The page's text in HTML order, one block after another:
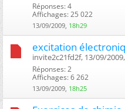
Réponses: 4
Affichages: 25 022
13/09/2009, 18h29
excitation
invite2c21fd2f, 13/09/2009,
Réponses: 2
Affichages: 6 262
13/09/2009, 18h25